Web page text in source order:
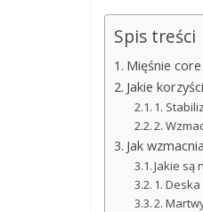
Spis treści
Mięśnie
Jakie
1.
2.
Jak
Jakie są
1.
2.